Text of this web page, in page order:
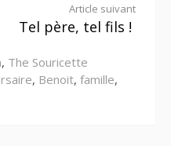
Article suivant
Tel père, tel fils !
, The Souricette
, Benoit, famille,